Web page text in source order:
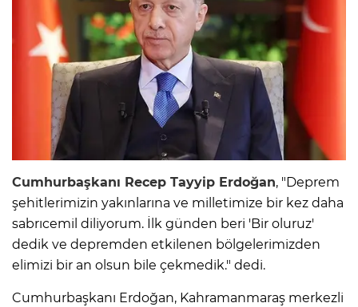
Cumhurbaşkanı Recep Tayyip Erdoğan, "Deprem
şehitlerimizin yakınlarına ve milletimize bir kez daha
sabrıcemil diliyorum. İlk günden beri 'Bir oluruz'
dedik ve depremden etkilenen bölgelerimizden
elimizi bir an olsun bile çekmedik." dedi.
Cumhurbaşkanı Erdoğan, Kahramanmaraş merkezli